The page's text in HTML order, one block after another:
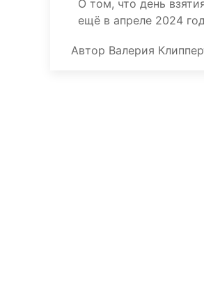
О том, что день
ещё в апреле 2024
Автор Валерия